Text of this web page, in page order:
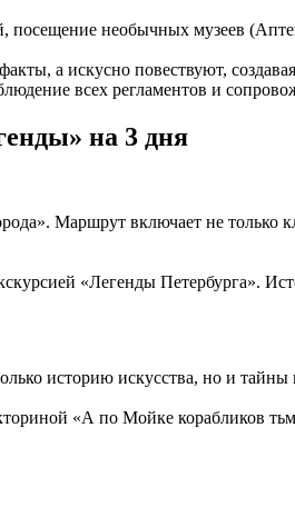
посещение необычных музеев
а искусно повествуют,
всех регламентов и
на 3 дня
Маршрут включает не только
«Легенды Петербурга».
историю искусства, но и тайны
«А по Мойке корабликов